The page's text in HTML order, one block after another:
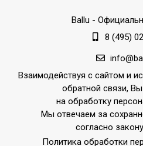
Ballu -
8 (495)
Взаимодействуя с сайтом и
обратной связи,
на обработку
Мы отвечаем за
согласно
Политика обработки